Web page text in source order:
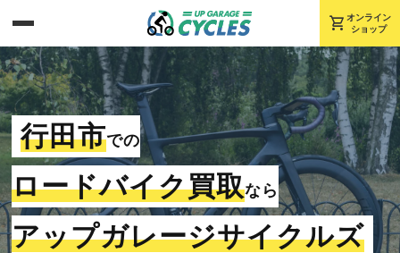
shopping_cart オンライン
ショップ
行田市での
ロードバイク買取なら
アップガレージサイクルズ